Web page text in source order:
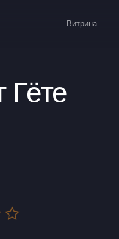
Витрина
Гёте